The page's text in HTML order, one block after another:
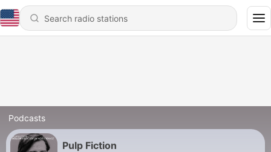
Podcasts
Pulp Fiction